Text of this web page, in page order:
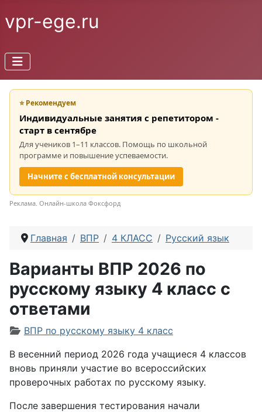
vpr-ege.ru
⭐ Рекомендуем
Индивидуальные занятия с репетитором -
старт в сентябре
Для учеников 1–11 классов. Помощь по школьной
программе и повышение успеваемости.
Начните с бесплатной консультации
Реклама. Онлайн-школа Фоксфорд
Главная ВПР 4 КЛАСС Русский язык
Варианты ВПР 2026 по
русскому языку 4 класс с
ответами
Информация о материале
ВПР по русскому языку 4 класс
В весенний период 2026 года учащиеся 4 классов
вновь приняли участие во всероссийских
проверочных работах по русскому языку.
После завершения тестирования начали